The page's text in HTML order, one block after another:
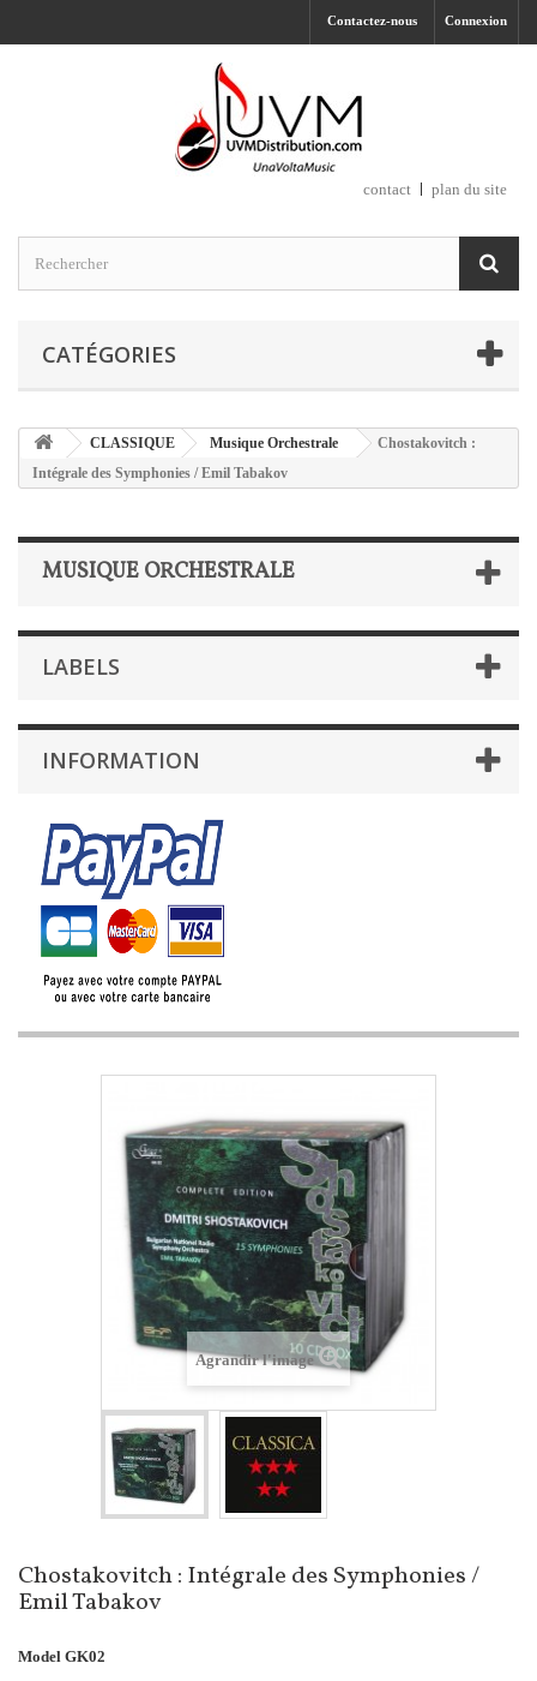
Connexion
Contactez-nous
contact plan du site
CATÉGORIES
CLASSIQUE Musique Orchestrale
Chostakovitch :
Intégrale des Symphonies / Emil Tabakov
MUSIQUE ORCHESTRALE
LABELS
INFORMATION
Agrandir l'image
Chostakovitch : Intégrale des Symphonies /
Emil Tabakov
Model GK02